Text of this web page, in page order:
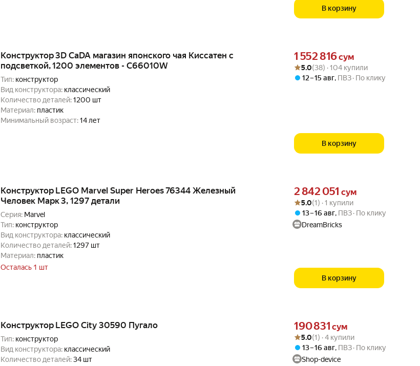
В корзину
Конструктор 3D CaDA магазин японского чая Киссатен с
подсветкой, 1200 элементов - C66010W
Тип: конструктор
Вид конструктора: классический
Количество деталей:1200 шт
Материал: пластик
Минимальный возраст:14 лет
Цена 1552816 сум вместо
1 552 816сум
Рейтинг товара: 5.0 из 5
Оценок: (38) · 104 купили
5.0(38) · 104 купили
12 – 15 авг, ПВЗ По клику
В корзину
Конструктор LEGO Marvel Super Heroes 76344 Железный
Человек Марк 3, 1297 детали
Серия: Marvel
Тип: конструктор
Вид конструктора: классический
Количество деталей:1297 шт
Материал: пластик
Осталась 1 шт
Цена 2842051 сум вместо
2 842 051 сум
Рейтинг товара: 5.0 из 5
Оценок: (1) · 1 купили
5.0(1) · 1 купили
13 – 16 авг, ПВЗ По клику
DreamBricks
В корзину
Конструктор LEGO City 30590 Пугало
Тип: конструктор
Вид конструктора: классический
Количество деталей:34 шт
Цена 190831 сум вместо
190 831 сум
Рейтинг товара: 5.0 из 5
Оценок: (1) · 4 купили
5.0(1) · 4 купили
13 – 16 авг, ПВЗ По клику
Shop-device